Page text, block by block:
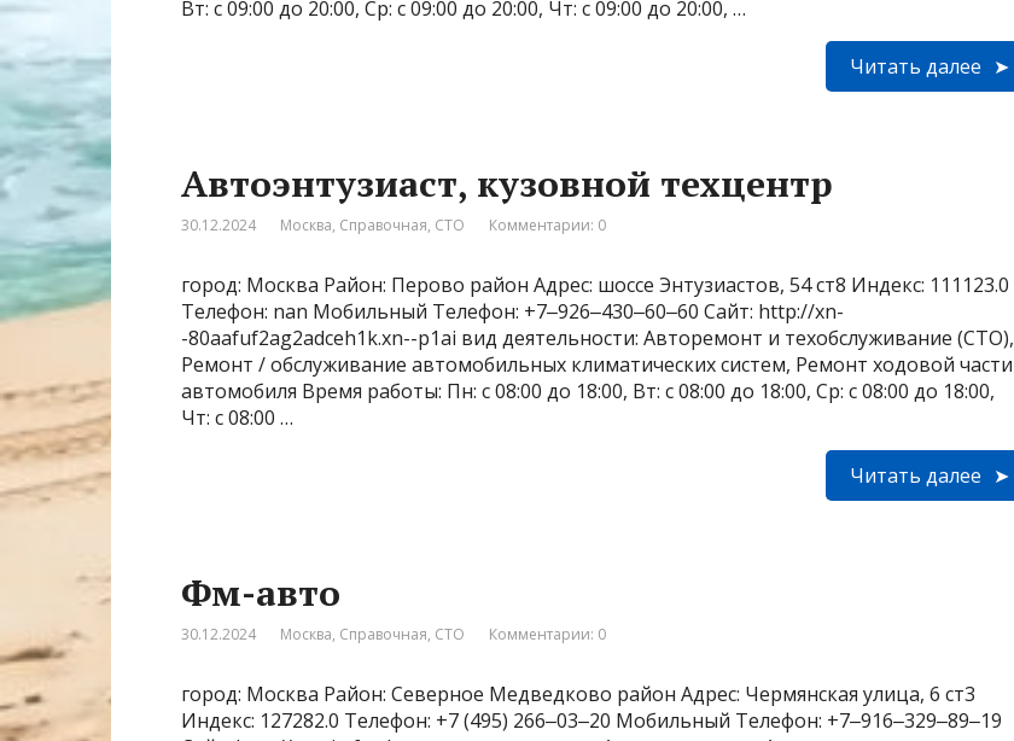
Вт: с 09:00 до 20:00, Ср: с 09:00 до 20:00, Чт: с 09:00 до 20:00, …
Читать далее
Автоэнтузиаст, кузовной техцентр
30.12.2024 Москва, Справочная, СТО Комментарии: 0
город: Москва Район: Перово район Адрес: шоссе Энтузиастов, 54 ст8 Индекс: 111123.0
Телефон: nan Мобильный Телефон: +7‒926‒430‒60‒60 Сайт: http://xn-
-80aafuf2ag2adceh1k.xn--p1ai вид деятельности: Авторемонт и техобслуживание (СТО),
Ремонт / обслуживание автомобильных климатических систем, Ремонт ходовой части
автомобиля Время работы: Пн: с 08:00 до 18:00, Вт: с 08:00 до 18:00, Ср: с 08:00 до 18:00,
Чт: с 08:00 …
Читать далее
Фм-авто
30.12.2024 Москва, Справочная, СТО Комментарии: 0
город: Москва Район: Северное Медведково район Адрес: Чермянская улица, 6 ст3
Индекс: 127282.0 Телефон: +7 (495) 266‒03‒20 Мобильный Телефон: +7‒916‒329‒89‒19